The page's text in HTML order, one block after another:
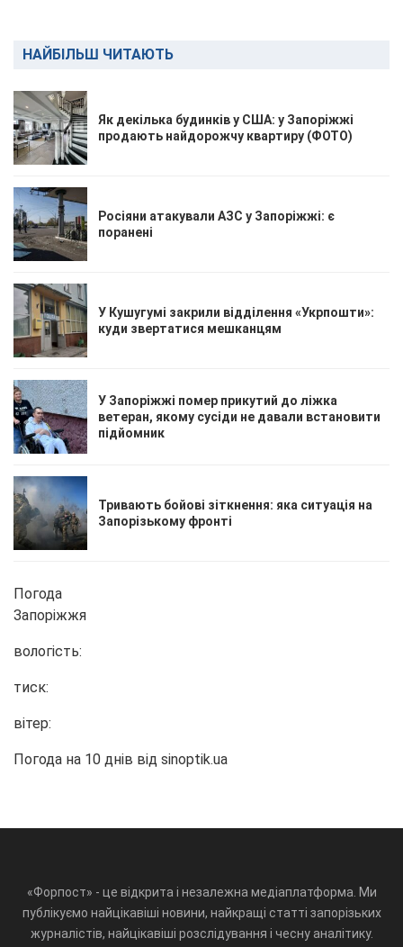
НАЙБІЛЬШ ЧИТАЮТЬ
Як декілька будинків у США: у Запоріжжі
продають найдорожчу квартиру (ФОТО)
Росіяни атакували АЗС у Запоріжжі: є
поранені
У Кушугумі закрили відділення «Укрпошти»:
куди звертатися мешканцям
У Запоріжжі помер прикутий до ліжка
ветеран, якому сусіди не давали встановити
підйомник
Тривають бойові зіткнення: яка ситуація на
Запорізькому фронті
Погода
Запоріжжя
вологість:
тиск:
вітер:
Погода на 10 днів від sinoptik.ua
«Форпост» - це відкрита і незалежна медіаплатформа. Ми
публікуємо найцікавіші новини, найкращі статті запорізьких
журналістів, найцікавіші розслідування і чесну аналітику.